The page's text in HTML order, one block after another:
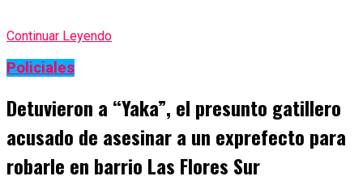
Continuar Leyendo
Policiales
Detuvieron a “Yaka”, el presunto gatillero
acusado de asesinar a un exprefecto para
robarle en barrio Las Flores Sur